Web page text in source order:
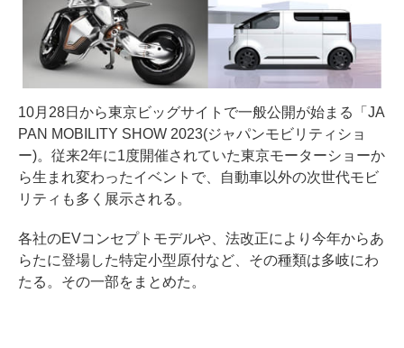
10月28日から東京ビッグサイトで一般公開が始まる「JA
PAN MOBILITY SHOW 2023(ジャパンモビリティショ
ー)。従来2年に1度開催されていた東京モーターショーか
ら生まれ変わったイベントで、自動車以外の次世代モビ
リティも多く展示される。
各社のEVコンセプトモデルや、法改正により今年からあ
らたに登場した特定小型原付など、その種類は多岐にわ
たる。その一部をまとめた。